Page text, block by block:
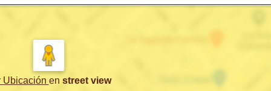
Ubicación en street view